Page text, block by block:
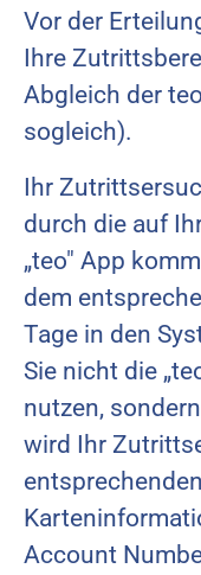
Vor der
Ihre
Abgleich der
sogleich).
Ihr
durch die auf
„teo" App
dem
Tage in den
Sie nicht die
nutzen,
wird Ihr
Account